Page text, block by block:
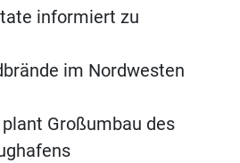
informiert zu
im Nordwesten
plant Großumbau des